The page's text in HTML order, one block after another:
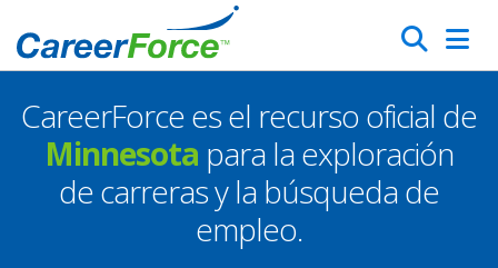
to
main
content
Search
Homepage
CareerForce es el recurso oficial de
Minnesota para la exploración
de carreras y la búsqueda de
empleo.